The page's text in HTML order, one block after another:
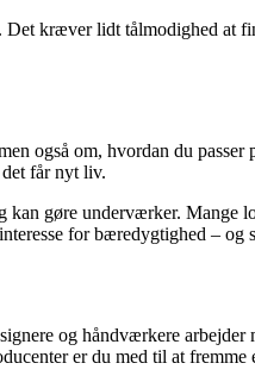
kræver lidt tålmodighed at
også om, hvordan du
får nyt liv.
gøre underværker.
for bæredygtighed –
og håndværkere
er du med til at